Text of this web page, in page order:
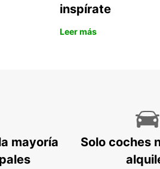
inspírate
Leer más
mayoría
Solo coches